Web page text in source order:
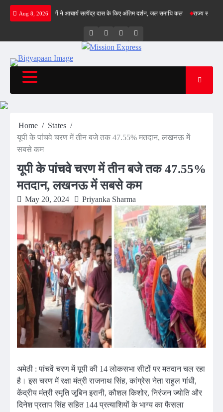
Skip
Aug 8, 2026
क्रीज पर संतों ने आचार्य सत्येंद्र दास के किए अंतिम दर्शन, जल समाधि कल राज्य सड़क सुरक्षा
Twitter FacebookLinkedIn
Home
States
यूपी के पांचवे चरण में तीन बजे तक 47.55% मतदान, लखनऊ में
सबसे कम
यूपी के पांचवे चरण में तीन बजे तक 47.55%
मतदान, लखनऊ में सबसे कम
May 20, 2024 Priyanka Sharma
अमेठी : पांचवें चरण में यूपी की 14 लोकसभा सीटों पर मतदान चल रहा
है। इस चरण में रक्षा मंत्री राजनाथ सिंह, कांग्रेस नेता राहुल गांधी,
केंद्रीय मंत्री स्मृति जूबिन इरानी, कौशल किशोर, निरंजन ज्योति और
दिनेश प्रताप सिंह सहित 144 प्रत्याशियों के भाग्य का फैसला